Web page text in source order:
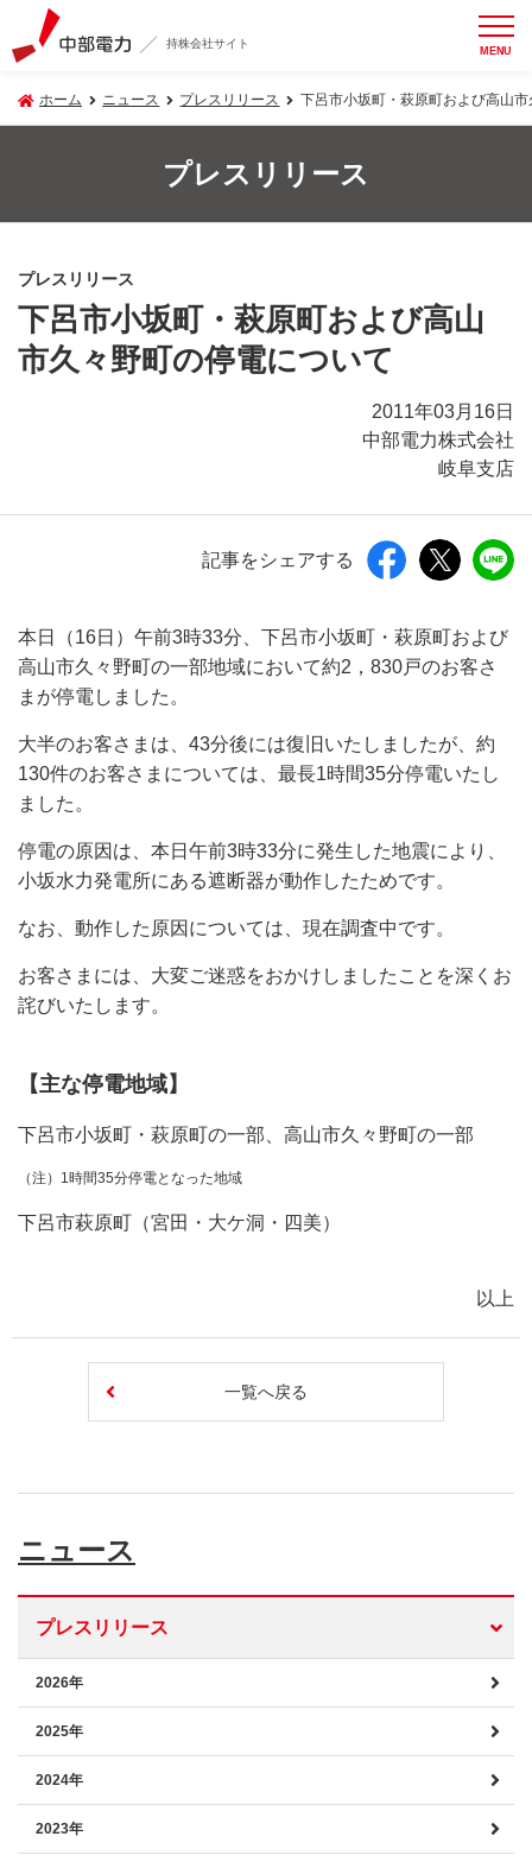
持株会社サイト MENU
ホーム ニュース プレスリリース 下呂市小坂町・萩原町および高山
プレスリリース
プレスリリース
下呂市小坂町・萩原町および高山
市久々野町の停電について
2011年03月16日
中部電力株式会社
岐阜支店
記事をシェアする
本日（16日）午前3時33分、下呂市小坂町・萩原町および
高山市久々野町の一部地域において約2，830戸のお客さ
まが停電しました。
大半のお客さまは、43分後には復旧いたしましたが、約
130件のお客さまについては、最長1時間35分停電いたし
ました。
停電の原因は、本日午前3時33分に発生した地震により、
小坂水力発電所にある遮断器が動作したためです。
なお、動作した原因については、現在調査中です。
お客さまには、大変ご迷惑をおかけしましたことを深くお
詫びいたします。
【主な停電地域】
下呂市小坂町・萩原町の一部、高山市久々野町の一部
（注）1時間35分停電となった地域
下呂市萩原町（宮田・大ケ洞・四美）
以上
一覧へ戻る
ニュース
プレスリリース
2026年
2025年
2024年
2023年